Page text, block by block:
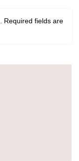
Required fields are